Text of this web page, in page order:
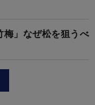
」なぜ松を狙うべ